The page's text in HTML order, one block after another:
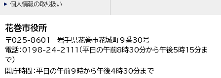
個人情報の取り扱い
花巻市役所
〒025-8601 岩手県花巻市花城町9番30号
電話：0198-24-2111（平日の午前8時30分から午後5時15分ま
で）
開庁時間：平日の午前9時から午後4時30分まで